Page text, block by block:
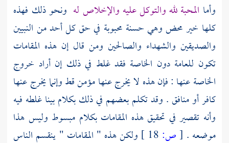
وأما المحبة لله والتوكل عليه والإخلاص له ونحو ذلك فهذه
كلها خير محض وهي حسنة محبوبة في حق كل أحد من النبيين
والصديقين والشهداء والصالحين ومن قال إن هذه المقامات
تكون للعامة دون الخاصة فقد غلط في ذلك إن أراد خروج
الخاصة عنها : فإن هذه لا يخرج عنها مؤمن قط وإنما يخرج عنها
كافر أو منافق . وقد تكلم بعضهم في ذلك بكلام بينا غلطه فيه
وأنه تقصير في تحقيق هذه المقامات بكلام مبسوط وليس هذا
موضعه . [ص:
ولكن هذه " المقامات " ينقسم الناس